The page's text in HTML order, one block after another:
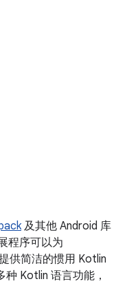
及其他 Android 库
程序可以为
供简洁的惯用 Kotlin
Kotlin 语言功能，